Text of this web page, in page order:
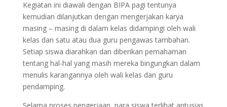
Kegiatan ini diawali dengan BIPA pagi tentunya
kemudian dilanjutkan dengan mengerjakan karya
masing – masing di dalam kelas didampingi oleh wali
kelas dan satu atau dua guru pengawas tambahan.
Setiap siswa diarahkan dan diberikan pemahaman
tentang hal-hal yang masih mereka bingungkan dalam
menulis karangannya oleh wali kelas dan guru
pendamping.